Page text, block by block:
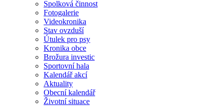
Spolková činnost
Fotogalerie
Videokronika
Stav ovzduší
Útulek pro psy
Kronika obce
Brožura investic
Sportovní hala
Kalendář akcí
Aktuality
Obecní kalendář
Životní situace